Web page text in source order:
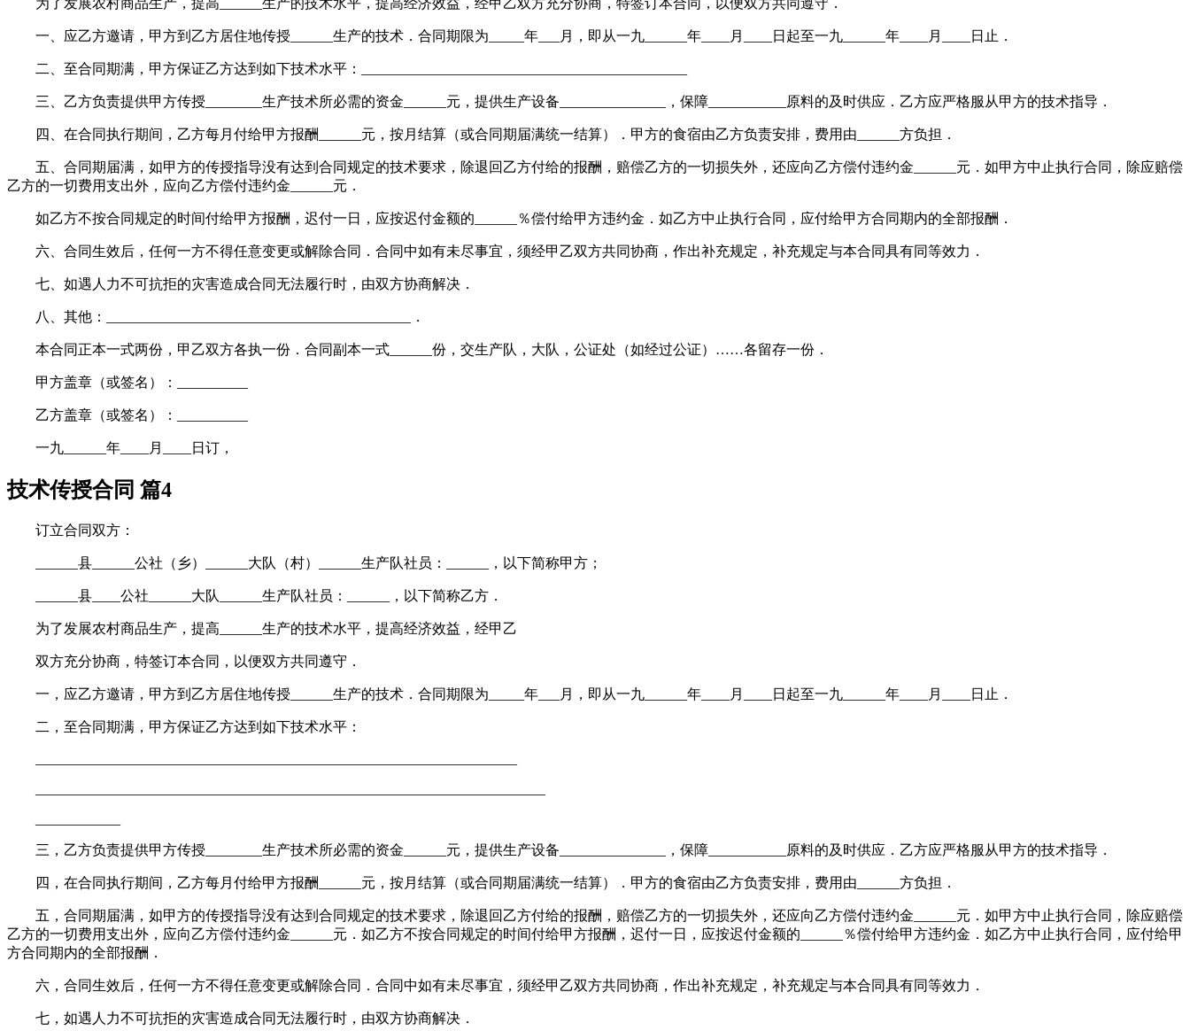
为了发展农村商品生产，提高______生产的技术水平，提高经济效益，经甲乙双方充分协商，特签订本合同，以便双方共同遵守．
一、应乙方邀请，甲方到乙方居住地传授______生产的技术．合同期限为_____年___月，即从一九______年____月____日起至一九______年____月____日止．
二、至合同期满，甲方保证乙方达到如下技术水平：______________________________________________
三、乙方负责提供甲方传授________生产技术所必需的资金______元，提供生产设备_______________，保障___________原料的及时供应．乙方应严格服从甲方的技术指导．
四、在合同执行期间，乙方每月付给甲方报酬______元，按月结算（或合同期届满统一结算）．甲方的食宿由乙方负责安排，费用由______方负担．
五、合同期届满，如甲方的传授指导没有达到合同规定的技术要求，除退回乙方付给的报酬，赔偿乙方的一切损失外，还应向乙方偿付违约金______元．如甲方中止执行合同，除应赔偿
乙方的一切费用支出外，应向乙方偿付违约金______元．
如乙方不按合同规定的时间付给甲方报酬，迟付一日，应按迟付金额的______％偿付给甲方违约金．如乙方中止执行合同，应付给甲方合同期内的全部报酬．
六、合同生效后，任何一方不得任意变更或解除合同．合同中如有未尽事宜，须经甲乙双方共同协商，作出补充规定，补充规定与本合同具有同等效力．
七、如遇人力不可抗拒的灾害造成合同无法履行时，由双方协商解决．
八、其他：___________________________________________．
本合同正本一式两份，甲乙双方各执一份．合同副本一式______份，交生产队，大队，公证处（如经过公证）……各留存一份．
甲方盖章（或签名）：__________
乙方盖章（或签名）：__________
一九______年____月____日订，
技术传授合同 篇4
订立合同双方：
______县______公社（乡）______大队（村）______生产队社员：______，以下简称甲方；
______县____公社______大队______生产队社员：______，以下简称乙方．
为了发展农村商品生产，提高______生产的技术水平，提高经济效益，经甲乙
双方充分协商，特签订本合同，以便双方共同遵守．
一，应乙方邀请，甲方到乙方居住地传授______生产的技术．合同期限为_____年___月，即从一九______年____月____日起至一九______年____月____日止．
二，至合同期满，甲方保证乙方达到如下技术水平：
三，乙方负责提供甲方传授________生产技术所必需的资金______元，提供生产设备_______________，保障___________原料的及时供应．乙方应严格服从甲方的技术指导．
四，在合同执行期间，乙方每月付给甲方报酬______元，按月结算（或合同期届满统一结算）．甲方的食宿由乙方负责安排，费用由______方负担．
五，合同期届满，如甲方的传授指导没有达到合同规定的技术要求，除退回乙方付给的报酬，赔偿乙方的一切损失外，还应向乙方偿付违约金______元．如甲方中止执行合同，除应赔偿
乙方的一切费用支出外，应向乙方偿付违约金______元．如乙方不按合同规定的时间付给甲方报酬，迟付一日，应按迟付金额的______％偿付给甲方违约金．如乙方中止执行合同，应付给甲
方合同期内的全部报酬．
六，合同生效后，任何一方不得任意变更或解除合同．合同中如有未尽事宜，须经甲乙双方共同协商，作出补充规定，补充规定与本合同具有同等效力．
七，如遇人力不可抗拒的灾害造成合同无法履行时，由双方协商解决．